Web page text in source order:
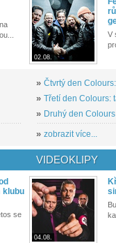
02.08.
V
» Čtvrtý den
» Třetí den Colours:
» Druhý den
» zobrazit více...
klubu
se
VIDEOKLIPY
04.08.